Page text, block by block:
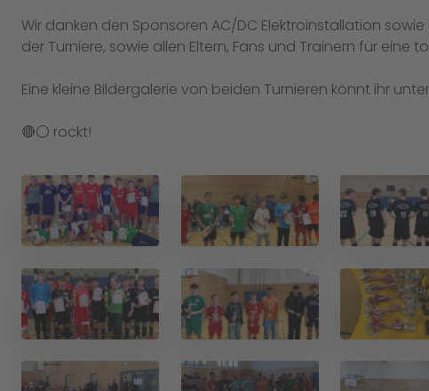
Wir danken den Sponsoren AC/DC Elektroinstallation
der Turniere, sowie allen Eltern, Fans und Trainern für
Eine kleine Bildergalerie von beiden Turnieren könnt ihr
🔴⚪️ rockt!